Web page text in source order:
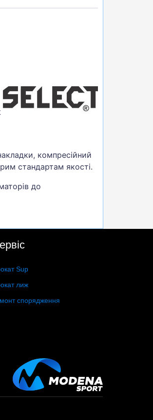
компресійний
стандартам якості.
до
Sup
лиж
спорядження